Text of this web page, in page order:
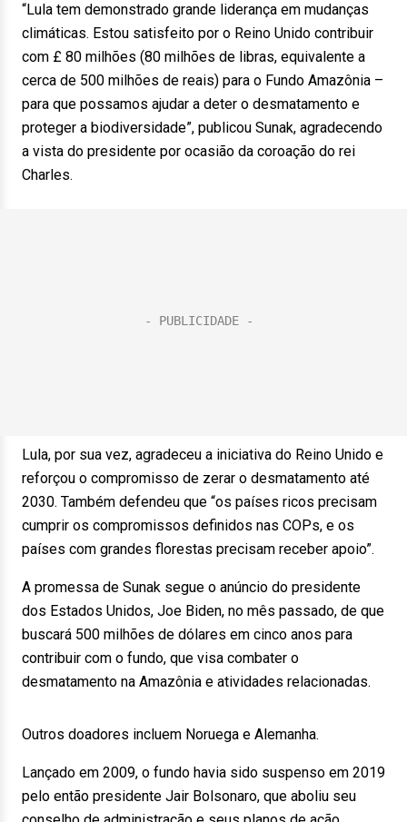
“Lula tem demonstrado grande liderança em mudanças
climáticas. Estou satisfeito por o Reino Unido contribuir
com £ 80 milhões (80 milhões de libras, equivalente a
cerca de 500 milhões de reais) para o Fundo Amazônia –
para que possamos ajudar a deter o desmatamento e
proteger a biodiversidade”, publicou Sunak, agradecendo
a vista do presidente por ocasião da coroação do rei
Charles.
Lula, por sua vez, agradeceu a iniciativa do Reino Unido e
reforçou o compromisso de zerar o desmatamento até
2030. Também defendeu que “os países ricos precisam
cumprir os compromissos definidos nas COPs, e os
países com grandes florestas precisam receber apoio”.
A promessa de Sunak segue o anúncio do presidente
dos Estados Unidos, Joe Biden, no mês passado, de que
buscará 500 milhões de dólares em cinco anos para
contribuir com o fundo, que visa combater o
desmatamento na Amazônia e atividades relacionadas.
Outros doadores incluem Noruega e Alemanha.
Lançado em 2009, o fundo havia sido suspenso em 2019
pelo então presidente Jair Bolsonaro, que aboliu seu